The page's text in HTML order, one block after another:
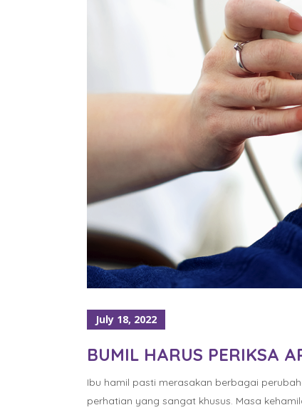
July 18, 2022
BUMIL HARUS PERIKSA
Ibu hamil pasti merasakan berbagai
perhatian yang sangat khusus. Masa